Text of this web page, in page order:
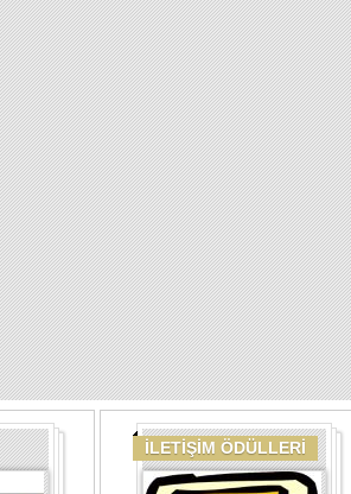
İLETİŞİM ÖDÜLLERİ